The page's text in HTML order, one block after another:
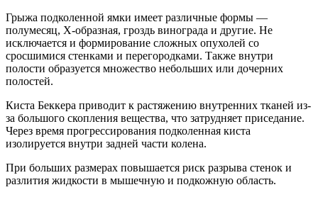
Грыжа подколенной ямки имеет различные формы —
полумесяц, Х-образная, гроздь винограда и другие. Не
исключается и формирование сложных опухолей со
сросшимися стенками и перегородками. Также внутри
полости образуется множество небольших или дочерних
полостей.
Киста Беккера приводит к растяжению внутренних тканей из-
за большого скопления вещества, что затрудняет приседание.
Через время прогрессирования подколенная киста
изолируется внутри задней части колена.
При больших размерах повышается риск разрыва стенок и
разлития жидкости в мышечную и подкожную область.